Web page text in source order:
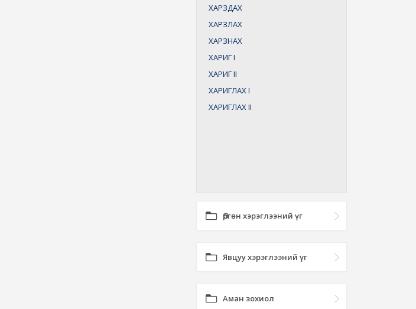
ХАРЗДАХ
ХАРЗЛАХ
ХАРЗНАХ
ХАРИГI
ХАРИГII
ХАРИГЛАХI
ХАРИГЛАХII
Өргөн хэрэглээний үг
Явцуу хэрэглээний үг
Аман зохиол